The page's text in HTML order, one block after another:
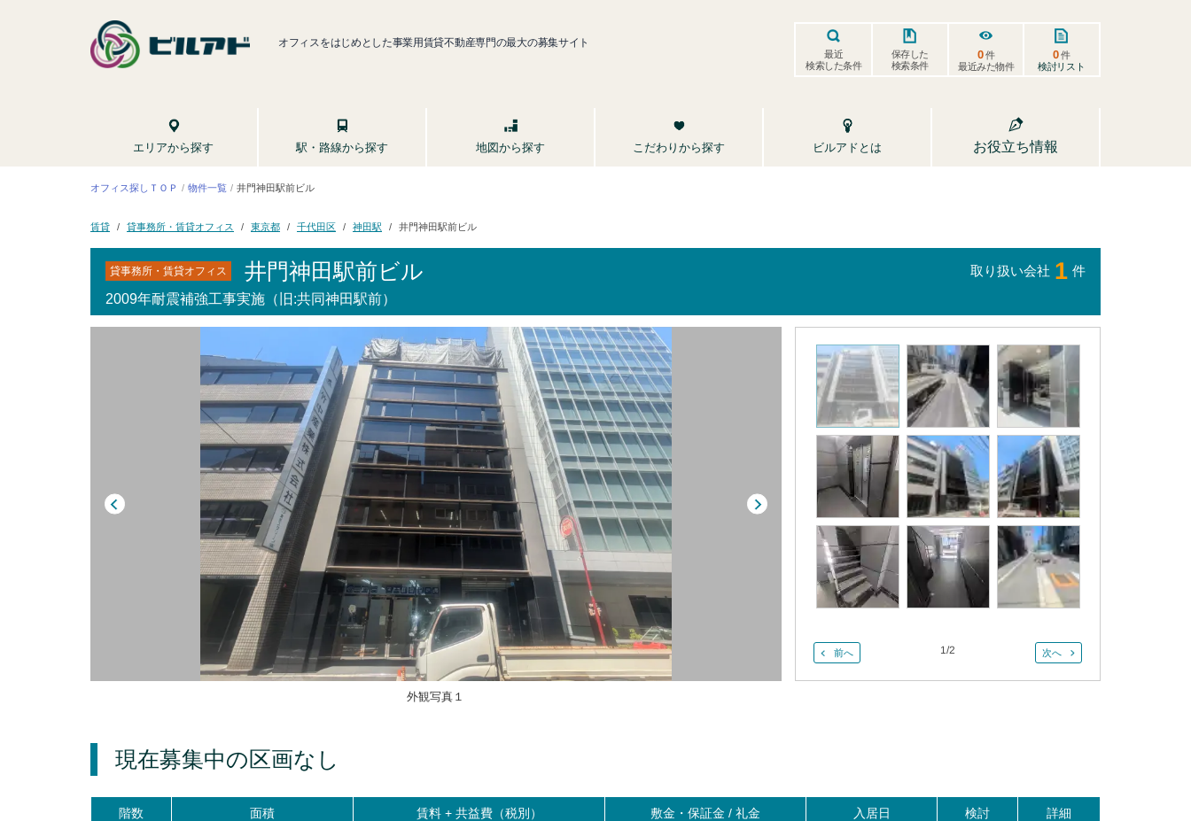
オフィスをはじめとした事業用賃貸不動産専門の最大の募集サイト
最近
検索した条件
保存した
検索条件
0件
最近みた物件
0件
検討リスト
エリアから探す 駅・路線から探す 地図から探す こだわりから探す ビルアドとは お役立ち情報
オフィス探しＴＯＰ 物件一覧 井門神田駅前ビル
賃貸 貸事務所・賃貸オフィス 東京都 千代田区 神田駅 井門神田駅前ビル
貸事務所・賃貸オフィス 井門神田駅前ビル 取り扱い会社 1 件
2009年耐震補強工事実施（旧:共同神田駅前）
外観写真１
前へ 1/2 次へ
現在募集中の区画なし
階数 面積 賃料 +共益費（税別） 敷金・保証金 / 礼金 入居日 検討 詳細